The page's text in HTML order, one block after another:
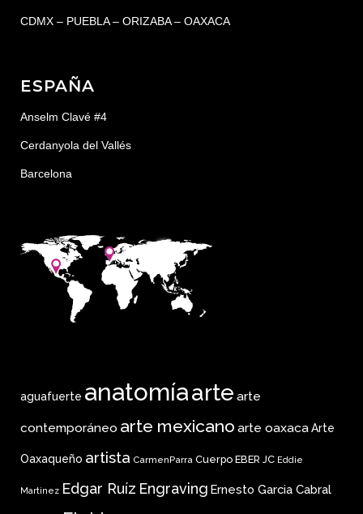
CDMX – PUEBLA – ORIZABA – OAXACA
ESPAÑA
Anselm Clavé #4
Cerdanyola del Vallés
Barcelona
aguafuerte anatomíaarte arte
contemporáneo arte mexicano arte oaxacaArte
Oaxaqueño artista CarmenParra Cuerpo EBER JC Eddie
Martinez Edgar Ruíz Engraving Ernesto Garcia Cabral